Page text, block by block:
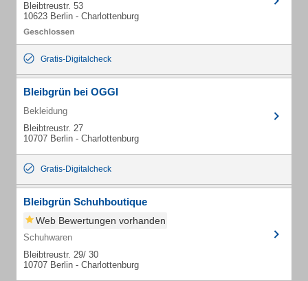
Bleibtreustr. 53
10623 Berlin - Charlottenburg
Gratis-Digitalcheck
Bleibgrün bei OGGI
Bekleidung
Bleibtreustr. 27
10707 Berlin - Charlottenburg
Gratis-Digitalcheck
Bleibgrün Schuhboutique
Web Bewertungen vorhanden
Schuhwaren
Bleibtreustr. 29/ 30
10707 Berlin - Charlottenburg